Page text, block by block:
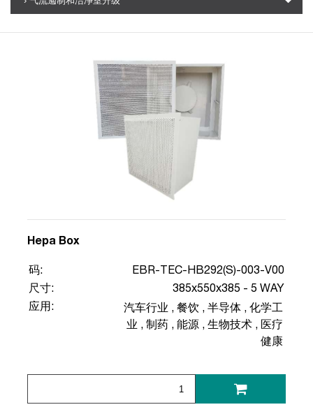
Hepa Box
码:
EBR-TEC-HB292(S)-003-V00
尺寸:
385x550x385 - 5 WAY
应用:
汽车行业 , 餐饮 , 半导体 , 化学工
业 , 制药 , 能源 , 生物技术 , 医疗
健康